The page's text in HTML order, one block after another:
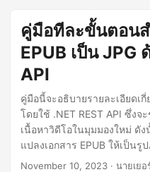
มากมายของ Microsoft Word
คู่มือทีละขั้นตอน
EPUB เป็น JPG
API
คู่มือนี้จะอธิบายรายละเอียดเ
โดยใช้ .NET REST API ซึ่ง
เนื้อหาวิดีโอในมุมมองใหม่ ดั
แปลงเอกสาร EPUB ให้เป็นรู
November 10, 2023 · นายเย